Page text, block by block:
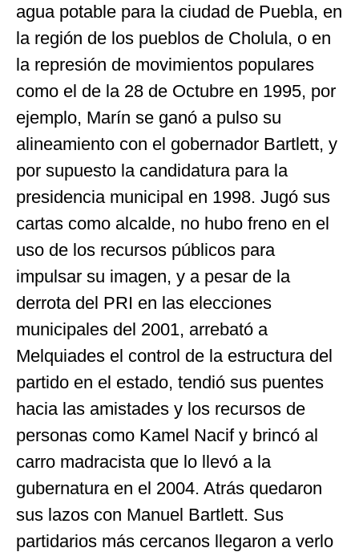
agua potable para la ciudad de Puebla, en
la región de los pueblos de Cholula, o en
la represión de movimientos populares
como el de la 28 de Octubre en 1995, por
ejemplo, Marín se ganó a pulso su
alineamiento con el gobernador Bartlett, y
por supuesto la candidatura para la
presidencia municipal en 1998. Jugó sus
cartas como alcalde, no hubo freno en el
uso de los recursos públicos para
impulsar su imagen, y a pesar de la
derrota del PRI en las elecciones
municipales del 2001, arrebató a
Melquiades el control de la estructura del
partido en el estado, tendió sus puentes
hacia las amistades y los recursos de
personas como Kamel Nacif y brincó al
carro madracista que lo llevó a la
gubernatura en el 2004. Atrás quedaron
sus lazos con Manuel Bartlett. Sus
partidarios más cercanos llegaron a verlo